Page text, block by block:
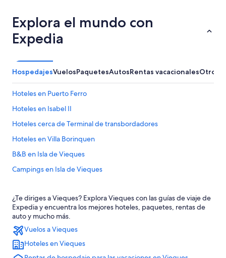
Explora el mundo con
Expedia
HospedajesVuelosPaquetesAutosRentas vacacionalesOtros
Hoteles en Puerto Ferro
Hoteles en Isabel II
Hoteles cerca de Terminal de transbordadores
Hoteles en Villa Borinquen
B&B en Isla de Vieques
Campings en Isla de Vieques
Casas de huéspedes en Isla de Vieques
Casas vacacionales en Isla de Vieques
Casas flotantes en Isla de Vieques
Resorts en Isla de Vieques
¿Te diriges a Vieques? Explora Vieques con las guías de viaje de
Expedia y encuentra los mejores hoteles, paquetes, rentas de
auto y mucho más.
Vuelos a Vieques
Hoteles en Vieques